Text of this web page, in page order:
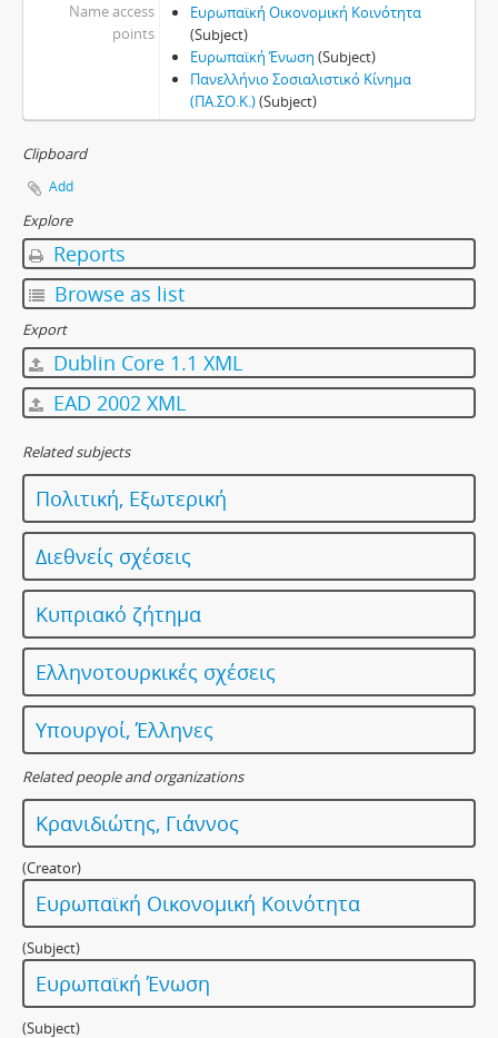
Name access
points
Ευρωπαϊκή Οικονομική Κοινότητα
(Subject)
Ευρωπαϊκή Ένωση (Subject)
Πανελλήνιο Σοσιαλιστικό Κίνημα
(ΠΑ.ΣΟ.Κ.)(Subject)
Clipboard
Add
Explore
Reports
Browse as list
Export
Dublin Core 1.1 XML
EAD 2002 XML
Related subjects
Πολιτική, Εξωτερική
Διεθνείς σχέσεις
Κυπριακό ζήτημα
Ελληνοτουρκικές σχέσεις
Υπουργοί, Έλληνες
Related people and organizations
Κρανιδιώτης, Γιάννος
(Creator)
Ευρωπαϊκή Οικονομική Κοινότητα
(Subject)
Ευρωπαϊκή Ένωση
(Subject)